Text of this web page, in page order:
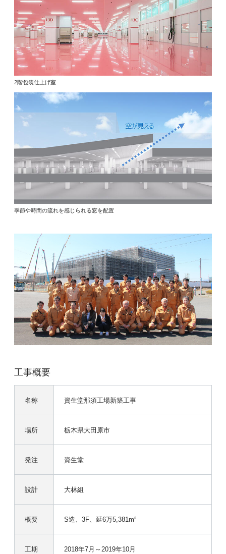
2階包装仕上げ室
季節や時間の流れを感じられる窓を配置
工事概要
名称 資生堂那須工場新築工事
場所 栃木県大田原市
発注 資生堂
設計 大林組
概要 S造、3F、延6万5,381m²
工期 2018年7月～2019年10月